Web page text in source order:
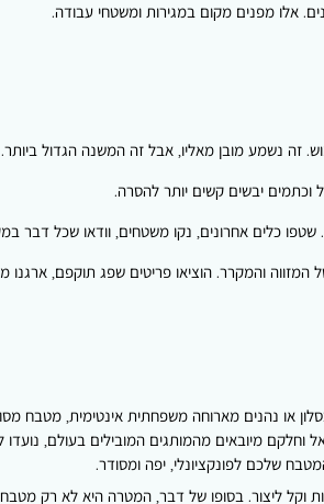
אלו מפנים מקום במגירות ומשטחי עבודה.
זה נשמע מובן מאליו, אבל זה המשנה הגדול ביותר.
וכתמים יבשים קשים יותר להסרה.
והמקרר. הוציאו פריטים שפג תוקפם, ארגנו
או נהנים מארוחה משפחתית אינטימית, מטבח
מיובאים מהמותגים המובילים בעולם,
שלכם לפונקציונלי, יפה ומסודר.
וקל ליצור. בסופו של דבר, המטרה היא לא רק